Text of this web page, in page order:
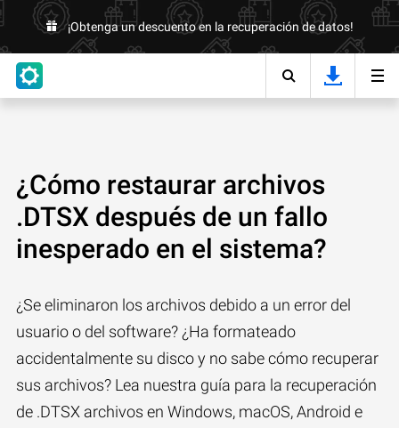
¡Obtenga un descuento en la recuperación de datos!
¿Cómo restaurar archivos
.DTSX después de un fallo
inesperado en el sistema?
¿Se eliminaron los archivos debido a un error del
usuario o del software? ¿Ha formateado
accidentalmente su disco y no sabe cómo recuperar
sus archivos? Lea nuestra guía para la recuperación
de .DTSX archivos en Windows, macOS, Android e